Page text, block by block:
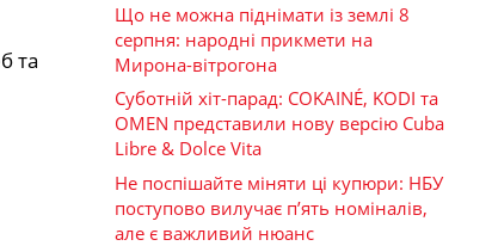
та
Що не можна піднімати із землі 8
серпня: народні прикмети на
Мирона-вітрогона
Суботній хіт-парад: COKAINÉ, KODI та
OMEN представили нову версію Cuba
Libre & Dolce Vita
Не поспішайте міняти ці купюри: НБУ
поступово вилучає п’ять номіналів,
але є важливий нюанс